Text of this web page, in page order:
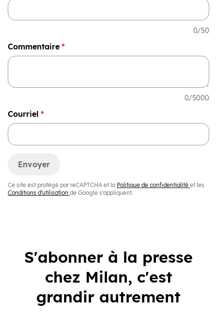
50
0/50
Commentaire *
Entre 2
0/5000
Courriel *
Envoyer
Ce site est protégé par reCAPTCHA et la Politique de confidentialité (ouvre
et les
Conditions d'utilisation (ouvre une nouvelle fenêtre)
de Google s'appliquent.
S'abonner à la presse
chez Milan, c'est
grandir autrement